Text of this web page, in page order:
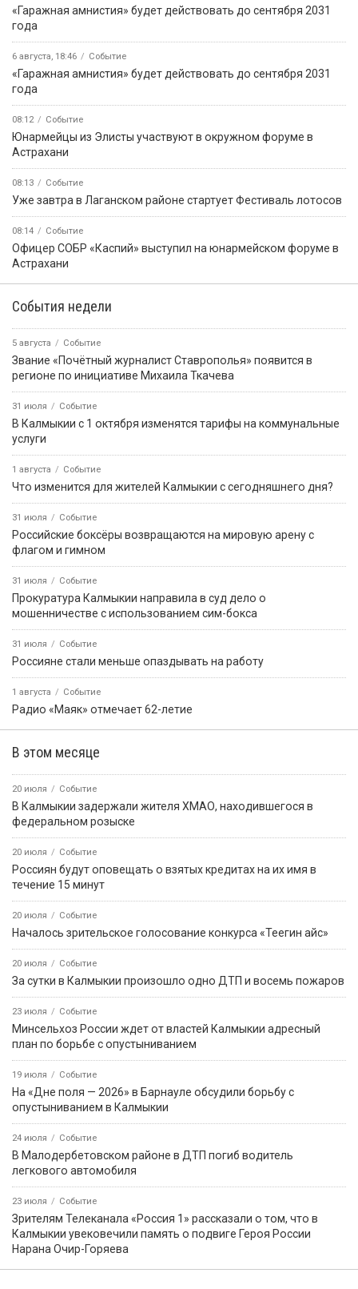
«Гаражная амнистия» будет действовать до сентября 2031
года
6 августа, 18:46 Событие
«Гаражная амнистия» будет действовать до сентября 2031
года
08:12 Событие
Юнармейцы из Элисты участвуют в окружном форуме в
Астрахани
08:13 Событие
Уже завтра в Лаганском районе стартует Фестиваль лотосов
08:14 Событие
Офицер СОБР «Каспий» выступил на юнармейском форуме в
Астрахани
События недели
5 августа Событие
Звание «Почётный журналист Ставрополья» появится в
регионе по инициативе Михаила Ткачева
31 июля Событие
В Калмыкии с 1 октября изменятся тарифы на коммунальные
услуги
1 августа Событие
Что изменится для жителей Калмыкии с сегодняшнего дня?
31 июля Событие
Российские боксёры возвращаются на мировую арену с
флагом и гимном
31 июля Событие
Прокуратура Калмыкии направила в суд дело о
мошенничестве с использованием сим-бокса
31 июля Событие
Россияне стали меньше опаздывать на работу
1 августа Событие
Радио «Маяк» отмечает 62-летие
В этом месяце
20 июля Событие
В Калмыкии задержали жителя ХМАО, находившегося в
федеральном розыске
20 июля Событие
Россиян будут оповещать о взятых кредитах на их имя в
течение 15 минут
20 июля Событие
Началось зрительское голосование конкурса «Теегин айс»
20 июля Событие
За сутки в Калмыкии произошло одно ДТП и восемь пожаров
23 июля Событие
Минсельхоз России ждет от властей Калмыкии адресный
план по борьбе с опустыниванием
19 июля Событие
На «Дне поля — 2026» в Барнауле обсудили борьбу с
опустыниванием в Калмыкии
24 июля Событие
В Малодербетовском районе в ДТП погиб водитель
легкового автомобиля
23 июля Событие
Зрителям Телеканала «Россия 1» рассказали о том, что в
Калмыкии увековечили память о подвиге Героя России
Нарана Очир-Горяева